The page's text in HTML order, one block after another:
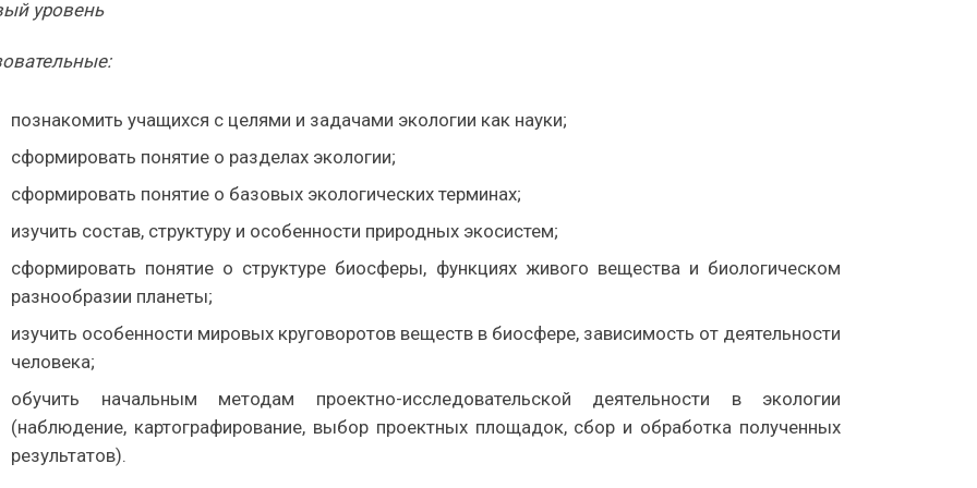
уровень
познакомить учащихся с целями и задачами экологии как науки;
сформировать понятие о разделах экологии;
сформировать понятие о базовых экологических терминах;
изучить состав, структуру и особенности природных экосистем;
сформировать понятие о структуре биосферы, функциях живого вещества и биологическом
разнообразии планеты;
изучить особенности мировых круговоротов веществ в биосфере, зависимость от деятельности
человека;
обучить начальным методам проектно-исследовательской деятельности в экологии
(наблюдение, картографирование, выбор проектных площадок, сбор и обработка полученных
результатов).